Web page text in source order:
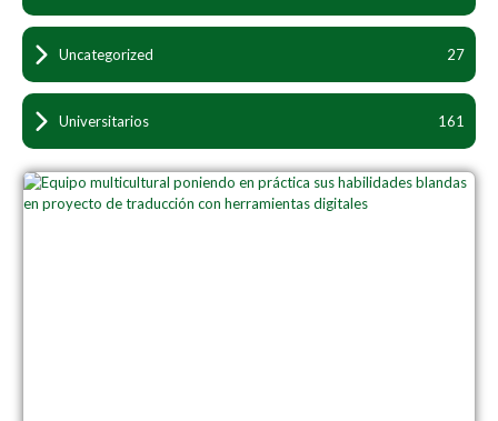
Uncategorized 27
Universitarios 161